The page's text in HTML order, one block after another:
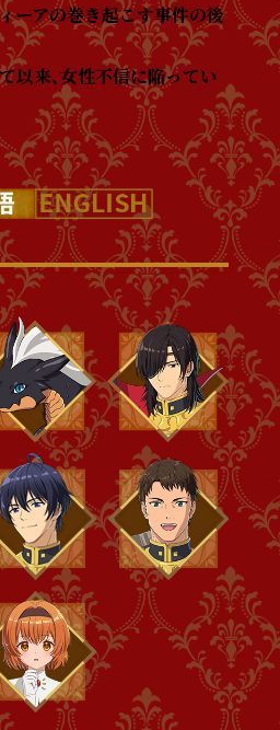
ーアの巻き起こす事件の後
以来、女性不信に陥ってい